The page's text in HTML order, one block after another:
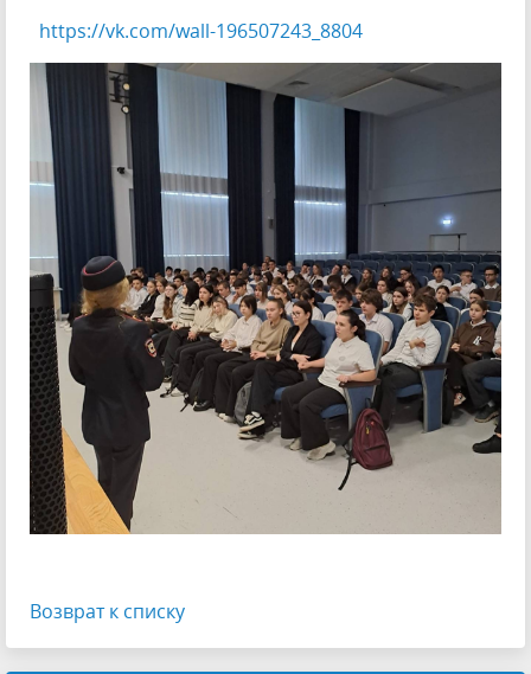
https://vk.com/wall-196507243_8804
Возврат к списку